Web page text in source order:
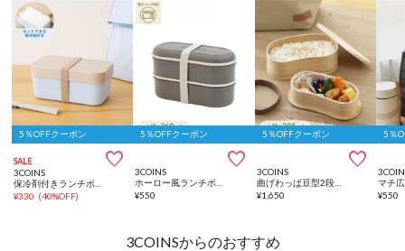
5％OFFクーポン
SALE 
3COINS
¥330 (40%OFF)
5％OFFクーポン

3COINS
¥550
5％OFFクーポン

3COINS
曲げわっぱ豆型2段／KITINTO
¥1,650
5％
マチ
¥550
3COINSからのおすすめ